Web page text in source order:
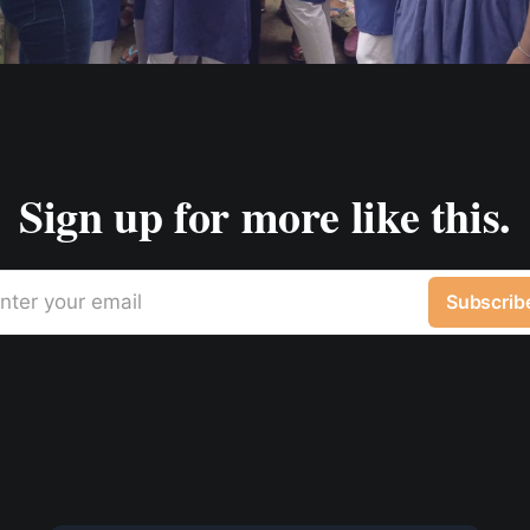
Sign up for more like this.
your email